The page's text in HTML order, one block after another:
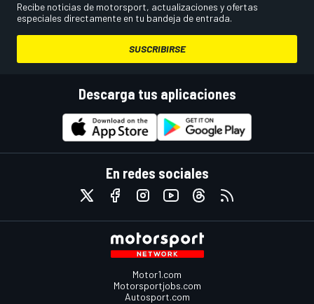
Recibe noticias de motorsport, actualizaciones y ofertas
especiales directamente en tu bandeja de entrada.
SUSCRIBIRSE
Descarga tus aplicaciones
En redes sociales
Motor1.com
Motorsportjobs.com
Autosport.com